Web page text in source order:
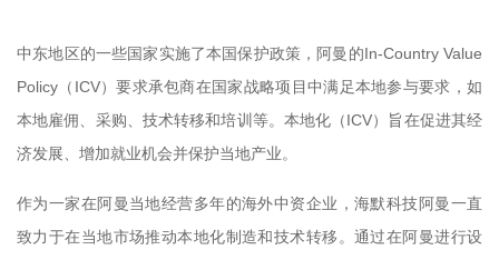
中东地区的一些国家实施了本国保护政策，阿曼的In-Country Value
Policy（ICV）要求承包商在国家战略项目中满足本地参与要求，如
本地雇佣、采购、技术转移和培训等。本地化（ICV）旨在促进其经
济发展、增加就业机会并保护当地产业。
作为一家在阿曼当地经营多年的海外中资企业，海默科技阿曼一直
致力于在当地市场推动本地化制造和技术转移。通过在阿曼进行设